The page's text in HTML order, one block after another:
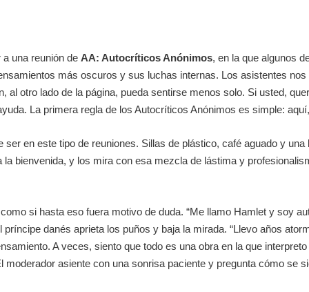
una reunión de AA: Autocríticos Anónimos, en la que algunos
más oscuros y sus luchas internas. Los asistentes
al otro lado de la página, pueda sentirse menos solo. Si usted,
La primera regla de los Autocríticos Anónimos es simple:
en este tipo de reuniones. Sillas de plástico, café aguado y
bienvenida, y los mira con esa mezcla de lástima y
si hasta eso fuera motivo de duda. “Me llamo Hamlet y soy
príncipe danés aprieta los puños y baja la mirada. “Llevo años
A veces, siento que todo es una obra en la que
moderador asiente con una sonrisa paciente y pregunta cómo se